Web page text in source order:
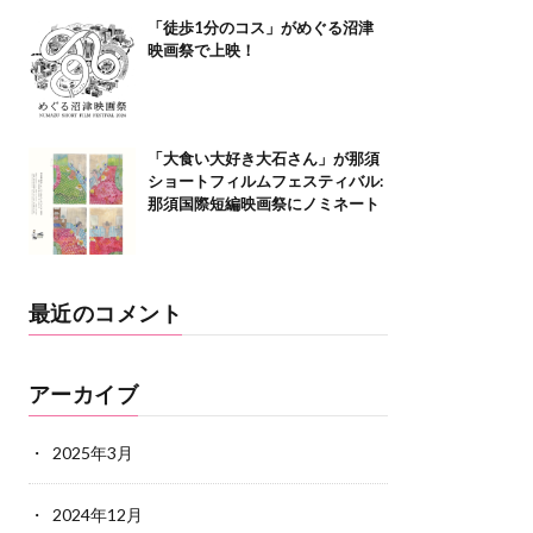
「徒歩1分のコス」がめぐる沼津
映画祭で上映！
「大食い大好き大石さん」が那須
ショートフィルムフェスティバル:
那須国際短編映画祭にノミネート
最近のコメント
アーカイブ
2025年3月
2024年12月